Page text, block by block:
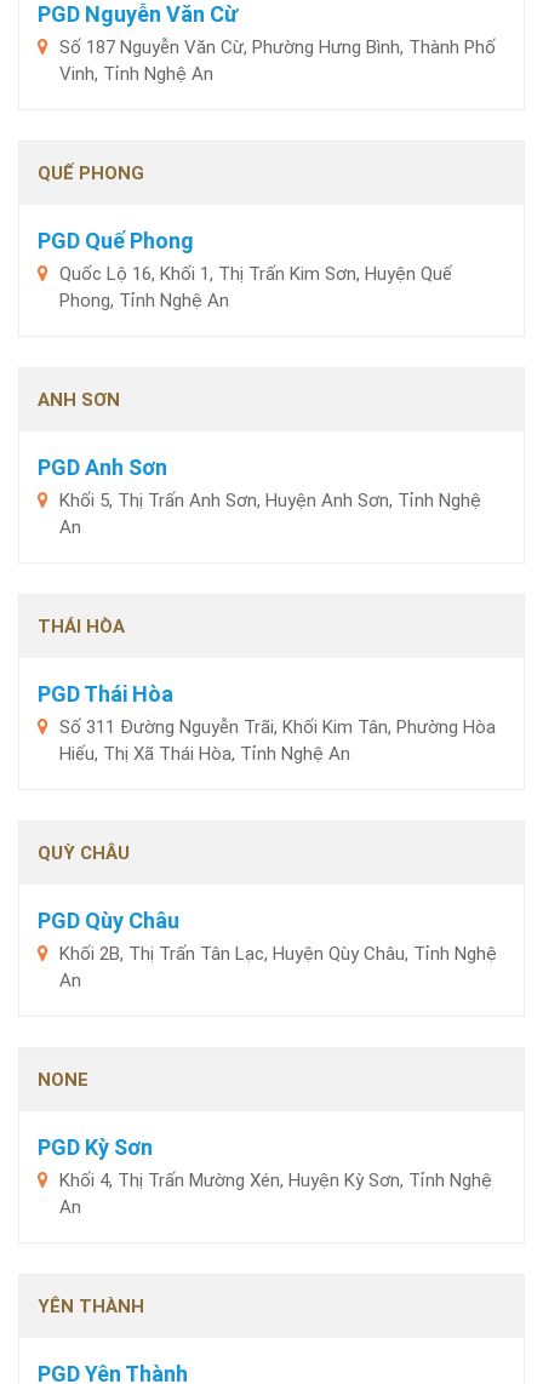
PGD Nguyễn Văn Cừ
Số 187 Nguyễn Văn Cừ, Phường Hưng Bình, Thành Phố
Vinh, Tỉnh Nghệ An
QUẾ PHONG
PGD Quế Phong
Quốc Lộ 16, Khối 1, Thị Trấn Kim Sơn, Huyện Quế
Phong, Tỉnh Nghệ An
ANH SƠN
PGD Anh Sơn
Khối 5, Thị Trấn Anh Sơn, Huyện Anh Sơn, Tỉnh Nghệ
An
THÁI HÒA
PGD Thái Hòa
Số 311 Đường Nguyễn Trãi, Khối Kim Tân, Phường Hòa
Hiếu, Thị Xã Thái Hòa, Tỉnh Nghệ An
QUỲ CHÂU
PGD Qùy Châu
Khối 2B, Thị Trấn Tân Lạc, Huyện Qùy Châu, Tỉnh Nghệ
An
NONE
PGD Kỳ Sơn
Khối 4, Thị Trấn Mường Xén, Huyện Kỳ Sơn, Tỉnh Nghệ
An
YÊN THÀNH
PGD Yên Thành